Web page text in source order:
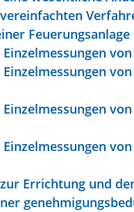
Feuerungsanlage
Errichtung und